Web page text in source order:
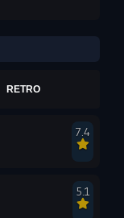
RETRO
7.4
5.1